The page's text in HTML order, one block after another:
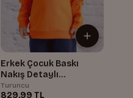
Erkek Çocuk Baskı
Nakış Detaylı
Sweatshirt
Turuncu
829,99 TL